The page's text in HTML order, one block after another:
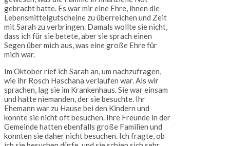
gebracht hatte. Es war mir eine Ehre, ihnen die
Lebensmittelgutscheine zu überreichen und Zeit
mit Sarah zu verbringen. Damals wollte sie nicht,
dass ich für sie betete, aber sie sprach einen
Segen über mich aus, was eine große Ehre für
mich war.
Im Oktober rief ich Sarah an, um nachzufragen,
wie ihr Rosch Haschana verlaufen war. Als wir
sprachen, lag sie im Krankenhaus. Sie war einsam
und hatte niemanden, der sie besuchte. Ihr
Ehemann war zu Hause bei den Kindern und
konnte sie nicht oft besuchen. Ihre Freunde in der
Gemeinde hatten ebenfalls große Familien und
konnten sie daher nicht besuchen. Ich fragte, ob